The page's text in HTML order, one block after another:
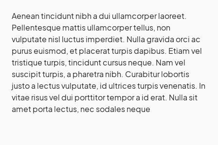
Aenean tincidunt nibh a dui ullamcorper laoreet.
Pellentesque mattis ullamcorper tellus, non
vulputate nisl luctus imperdiet. Nulla gravida orci ac
purus euismod, et placerat turpis dapibus. Etiam vel
tristique turpis, tincidunt cursus neque. Nam vel
suscipit turpis, a pharetra nibh. Curabitur lobortis
justo a lectus vulputate, id ultrices turpis venenatis. In
vitae risus vel dui porttitor tempor a id erat. Nulla sit
amet porta lectus, nec sodales neque